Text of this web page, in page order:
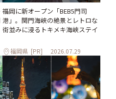
福岡に新オープン「BEB5門司
港」。関門海峡の絶景とレトロな
街並みに浸るトキメキ海峡ステイ
福岡県 [PR] 2026.07.29